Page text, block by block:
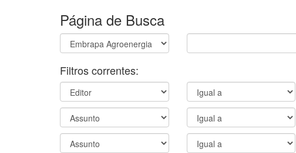
Página de Busca
Filtros correntes: